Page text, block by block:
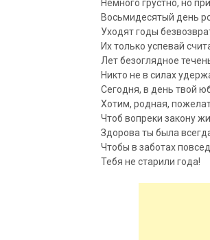
Немного грустно, но
Восьмидесятый день
Уходят годы
Их только успевай
Лет безоглядное
Никто не в силах
Сегодня, в день твой
Хотим, родная,
Чтоб вопреки закону
Здорова ты была
Чтобы в заботах
Тебя не старили года!